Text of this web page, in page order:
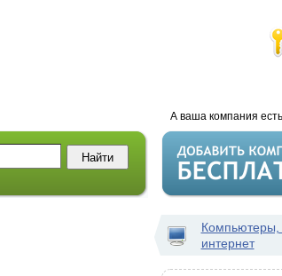
А ваша компания
Компьютеры,
интернет